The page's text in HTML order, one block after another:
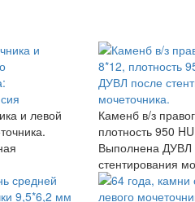
и левой
Каменб в/з
плотность 950
Выполнена ДУВЛ
стентирования